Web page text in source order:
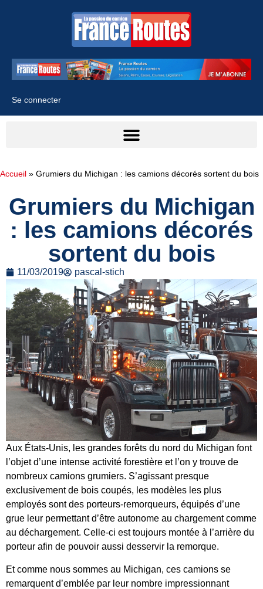
Se connecter
Accueil » Grumiers du Michigan : les camions décorés sortent du bois
Grumiers du Michigan
: les camions décorés
sortent du bois
11/03/2019 pascal-stich
Aux États-Unis, les grandes forêts du nord du Michigan font
l’objet d’une intense activité forestière et l’on y trouve de
nombreux camions grumiers. S’agissant presque
exclusivement de bois coupés, les modèles les plus
employés sont des porteurs-remorqueurs, équipés d’une
grue leur permettant d’être autonome au chargement comme
au déchargement. Celle-ci est toujours montée à l’arrière du
porteur afin de pouvoir aussi desservir la remorque.
Et comme nous sommes au Michigan, ces camions se
remarquent d’emblée par leur nombre impressionnant